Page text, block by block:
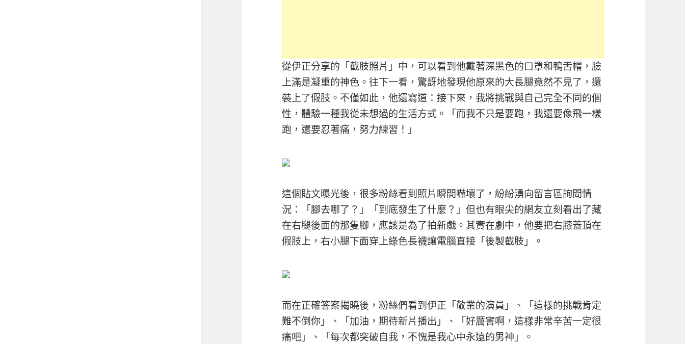
從伊正分享的「截肢照片」中，可以看到他戴著深黑色的口罩和鴨舌帽，臉
上滿是凝重的神色。往下一看，驚訝地發現他原來的大長腿竟然不見了，還
裝上了假肢。不僅如此，他還寫道：接下來，我將挑戰與自己完全不同的個
性，體驗一種我從未想過的生活方式。「而我不只是要跑，我還要像飛一樣
跑，還要忍著痛，努力練習！」
這個貼文曝光後，很多粉絲看到照片瞬間嚇壞了，紛紛湧向留言區詢問情
況：「腳去哪了？」「到底發生了什麼？」但也有眼尖的網友立刻看出了藏
在右腿後面的那隻腳，應該是為了拍新戲。其實在劇中，他要把右膝蓋頂在
假肢上，右小腿下面穿上綠色長襪讓電腦直接「後製截肢」。
而在正確答案揭曉後，粉絲們看到伊正「敬業的演員」、「這樣的挑戰肯定
難不倒你」、「加油，期待新片播出」、「好厲害啊，這樣非常辛苦一定很
痛吧」、「每次都突破自我，不愧是我心中永遠的男神」。